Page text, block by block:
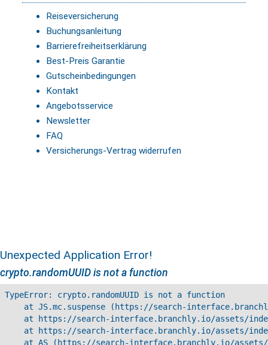
Reiseversicherung
Buchungsanleitung
Barrierefreiheitserklärung
Best-Preis Garantie
Gutscheinbedingungen
Kontakt
Angebotsservice
Newsletter
FAQ
Versicherungs-Vertrag widerrufen
Unexpected Application Error!
crypto.randomUUID is not a function
TypeError: crypto.randomUUID is not a function
at JS.mc.suspense (https://search-
at https://search-interface.branchly.io/assets/
at https://search-interface.branchly.io/assets/
at AS (https://search-interface.branchly.io/